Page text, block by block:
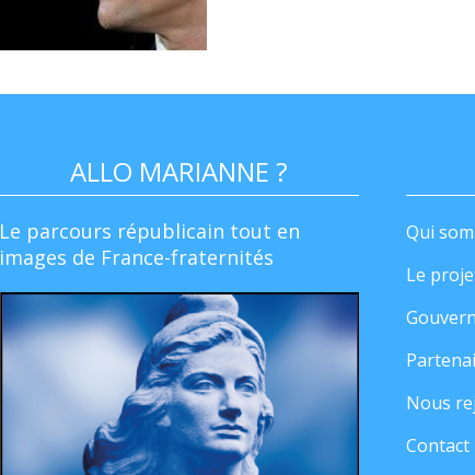
ALLO MARIANNE ?
Le parcours républicain tout en
images de France-fraternités
Qui
Le
Nous
Contact